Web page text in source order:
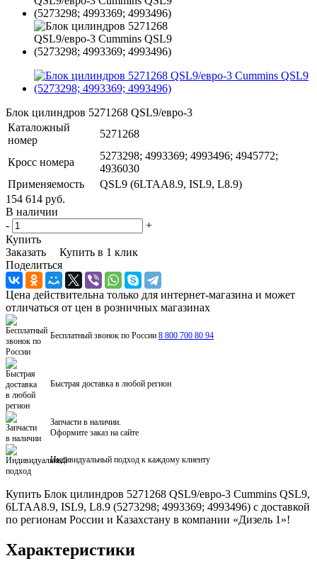
Блок цилиндров 5271268 QSL9/евро-3
Каталожный
номер
5271268
Кросс номера
5273298; 4993369; 4993496; 4945772;
4936030
Применяемость
QSL9 (6LTAA8.9, ISL9, L8.9)
154 614 руб.
В наличии
-
+
Купить
Заказать
Купить в 1 клик
Поделиться
Цена действительна только для интернет-магазина и может
отличаться от цен в розничных магазинах
Бесплатный звонок по России 8 800 700 80 94
Быстрая доставка в любой регион
Запчасти в наличии.
Оформите заказ на сайте
Индивидуальный подход к каждому клиенту
Купить Блок цилиндров 5271268 QSL9/евро-3 Cummins QSL9,
6LTAA8.9, ISL9, L8.9 (5273298; 4993369; 4993496) с доставкой
по регионам России и Казахстану в компании «Дизель 1»!
Характеристики